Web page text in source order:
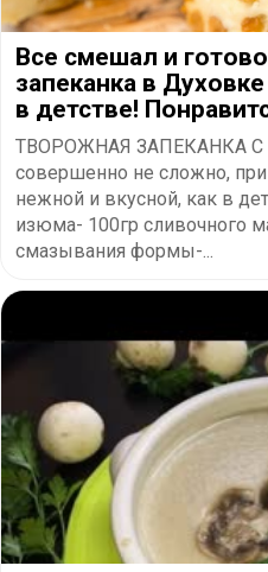
Все смешал и
запеканка в
в детстве!
ТВОРОЖНАЯ ЗАПЕКАНКА С
совершенно не сложно, при
нежной и вкусной, как в
изюма- 100гр сливочного
смазывания формы-...